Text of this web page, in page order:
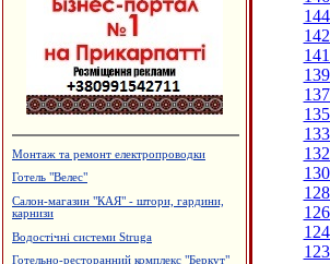
Монтаж та ремонт електропроводки
Готель "Велес"
Салон-магазин "КАЯ" - штори, гардини,
карнизи
Водостічні системи Struga
Готельно-ресторанний комплекс "Беркут"